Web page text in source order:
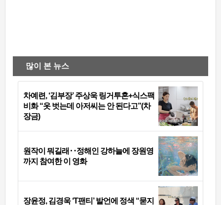
많이 본 뉴스
차예련, ‘김부장’ 주상욱 링거투혼+식스팩
비화 “옷 벗는데 아저씨는 안 된다고”(차
장금)
원작이 뭐길래‥정해인 강하늘에 장원영
까지 참여한 이 영화
장윤정, 김경욱 ‘T팬티’ 발언에 정색 “묻지